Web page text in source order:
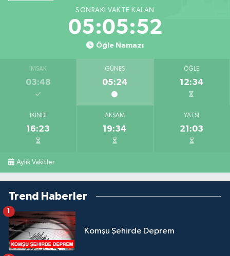
SONRAKI VAKTE KALAN
05:05:52
Öğle Namazı
İMSAK
03:48
GÜNEŞ
05:24
ÖĞLE
12:34
İKINDI
16:23
AKŞAM
19:34
YATSI
21:03
Aylık Vakitler
Trend Haberler
Komşu Şehirde Deprem
1